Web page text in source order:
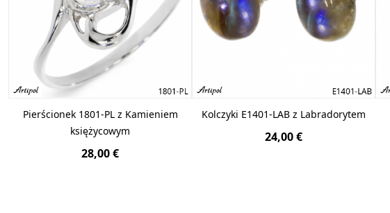
Pierścionek 1801-PL z Kamieniem
księżycowym
28,00 €
Kolczyki E1401-LAB z Labradorytem
24,00 €